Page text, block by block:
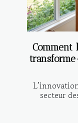
secteur